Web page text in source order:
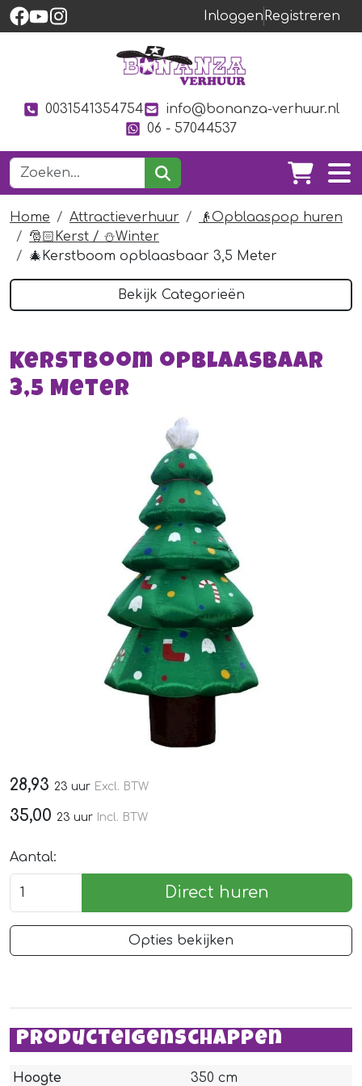
Inloggen Registreren
0031541354754
info@bonanza-verhuur.nl
06 - 57044537
Home Attractieverhuur
👴Opblaaspop huren
🎅🏻Kerst / ⛄Winter
🎄Kerstboom opblaasbaar 3,5 Meter
Bekijk Categorieën
Kerstboom opblaasbaar
3,5 Meter
28,93 23 uur Excl. BTW
35,00 23 uur Incl. BTW
Aantal:
Direct huren
Opties bekijken
Producteigenschappen
Hoogte 350 cm